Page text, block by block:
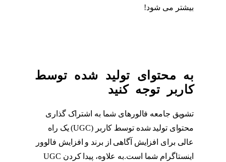
بیشتر می شود!
به محتوای تولید شده توسط
کاربر توجه کنید
تشویق جامعه فالورهای شما به اشتراک گذاری
محتوای تولید شده توسط کاربر (UGC) یک راه
عالی برای افزایش آگاهی از برند و افزایش فالوور
اینستاگرام شما است.به علاوه، پیدا کردن UGC